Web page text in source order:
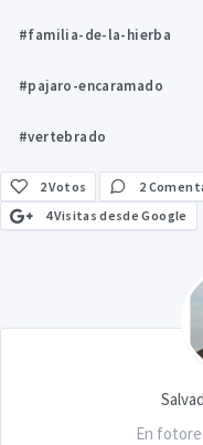
#familia-de-la-hierba
#pajaro-encaramado
#vertebrado
2Votos 2
4 Visitas desde Google
En